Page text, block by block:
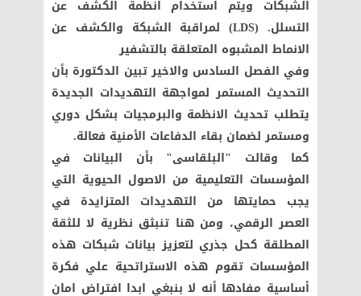
الشبكات ويتم استخدام انظمة الكشف عن
التسلل.(LDS)
لمراقبة الشبكة والكشف عن
الانماط المشبوه المتعلقة بالتشفير
وفي الفصل السادس والاخير تبين الدكتورة بأن
التحديث المستمر لمواجهة التهديدات الجديدة
يتطلب تحديث الانظمة والبرمجيات بشكل دوري
ومستمر لضمان بقاء الدفاعات الأمنية فعالة.
كما وقالت "البلقاسى" بأن البيانات في
المؤسسات التعليمية من الاصول الحيوية التي
يجب حمايتها من التهديدات المتزايدة في
العصر الرقمي، ومن هنا تنبثق نظرية لا للثقة
المطلقة كحل جذري لتعزيز بيانات شبكات هذه
المؤسسات تقوم هذه الاستراتحية علي فكرة
أساسية مفادها أنه لا بنبغي ابدا افتراض امان